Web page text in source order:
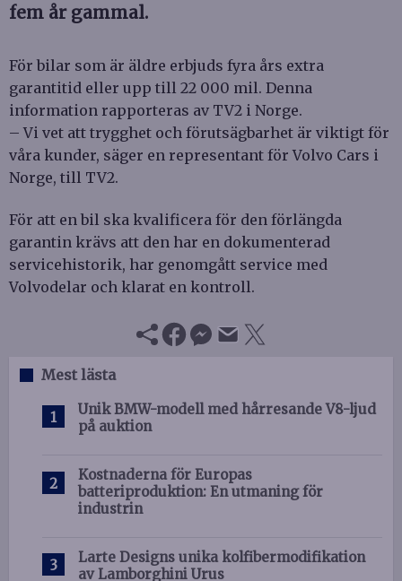
fem år gammal.
För bilar som är äldre erbjuds fyra års extra
garantitid eller upp till 22 000 mil. Denna
information rapporteras av TV2 i Norge.
– Vi vet att trygghet och förutsägbarhet är viktigt för
våra kunder, säger en representant för Volvo Cars i
Norge, till TV2.
För att en bil ska kvalificera för den förlängda
garantin krävs att den har en dokumenterad
servicehistorik, har genomgått service med
Volvodelar och klarat en kontroll.
Mest lästa
Unik BMW-modell med hårresande V8-ljud
på auktion
Kostnaderna för Europas
batteriproduktion: En utmaning för
industrin
Larte Designs unika kolfibermodifikation
av Lamborghini Urus